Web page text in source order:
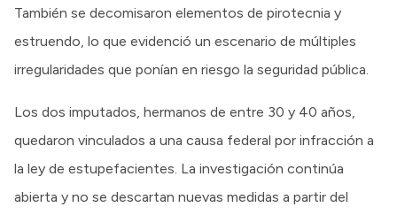
También se decomisaron elementos de pirotecnia y
estruendo, lo que evidenció un escenario de múltiples
irregularidades que ponían en riesgo la seguridad pública.
Los dos imputados, hermanos de entre 30 y 40 años,
quedaron vinculados a una causa federal por infracción a
la ley de estupefacientes. La investigación continúa
abierta y no se descartan nuevas medidas a partir del